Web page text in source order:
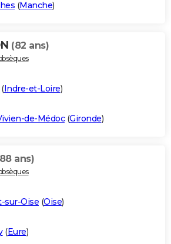
(Manche)
(82 ans)
(Indre-et-Loire)
de-Médoc(Gironde)
ans)
sur-Oise (Oise)
(Eure)